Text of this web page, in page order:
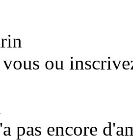
ou
pas encore